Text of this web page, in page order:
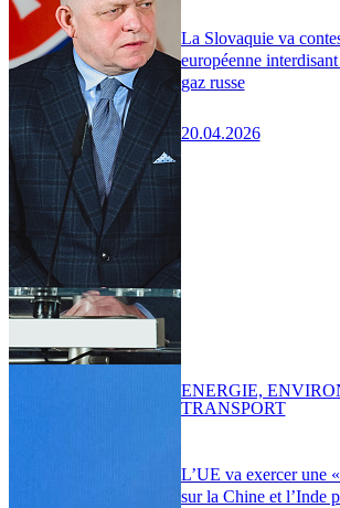
La Slovaquie va
européenne
gaz russe
20.04.2026
L’UE va exercer une
sur la Chine et l’Inde
ENERGIE,
TRANSPORT